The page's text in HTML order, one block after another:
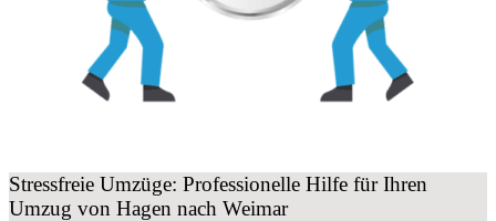
Stressfreie Umzüge: Professionelle Hilfe für Ihren
Umzug von Hagen nach Weimar